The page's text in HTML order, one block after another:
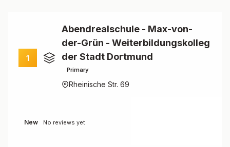
1
Abendrealschule - Max-von-
der-Grün - Weiterbildungskolleg
der Stadt Dortmund
Primary
Rheinische Str. 69
New No reviews yet